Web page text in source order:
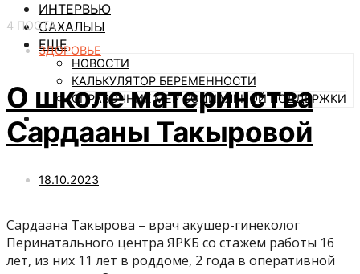
ИНТЕРВЬЮ
САХАЛЫЫ
ЕЩЕ
НОВОСТИ
КАЛЬКУЛЯТОР БЕРЕМЕННОСТИ
СПРАВОЧНИК МЕР СОЦИАЛЬНОЙ ПОДДЕРЖКИ
4 ПОСТА
ЗДОРОВЬЕ
О школе материнства
Сардааны Такыровой
18.10.2023
Сардаана Такырова – врач акушер-гинеколог
Перинатального центра ЯРКБ со стажем работы 16
лет, из них 11 лет в роддоме, 2 года в оперативной